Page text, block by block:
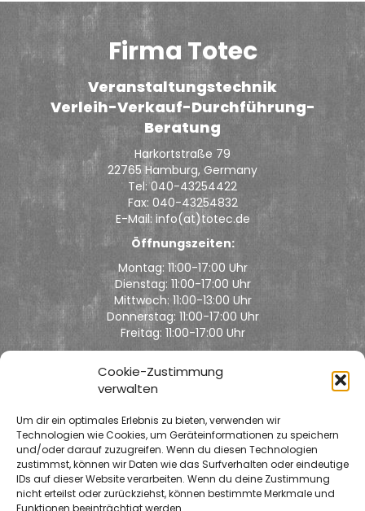
Cookie-Zustimmung
verwalten
Um dir ein optimales Erlebnis zu bieten, verwenden wir
Technologien wie Cookies, um Geräteinformationen zu speichern
und/oder darauf zuzugreifen. Wenn du diesen Technologien
zustimmst, können wir Daten wie das Surfverhalten oder eindeutige
IDs auf dieser Website verarbeiten. Wenn du deine Zustimmung
nicht erteilst oder zurückziehst, können bestimmte Merkmale und
Funktionen beeinträchtigt werden.
Firma Totec
Veranstaltungstechnik
Verleih-Verkauf-Durchführung-
Beratung
Harkortstraße 79
22765 Hamburg, Germany
Tel: 040-43254422
Fax: 040-43254832
E-Mail: info(at)totec.de
Öffnungszeiten:
Montag: 11:00-17:00 Uhr
Dienstag: 11:00-17:00 Uhr
Mittwoch: 11:00-13:00 Uhr
Donnerstag: 11:00-17:00 Uhr
Freitag: 11:00-17:00 Uhr
Montag bis Freitag: 11:00-13:00 Uhr
Klicke hier, um Marketing-Cookies zu